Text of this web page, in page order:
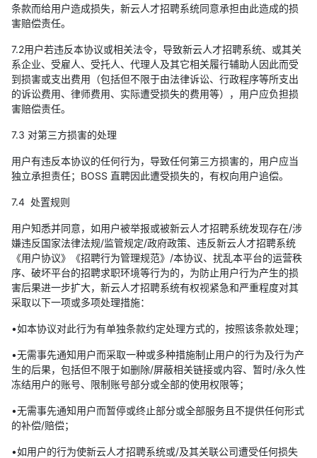
条款而给用户造成损失，新云人才招聘系统同意承担由此造成的损
害赔偿责任。
7.2用户若违反本协议或相关法令，导致新云人才招聘系统、或其关
系企业、受雇人、受托人、代理人及其它相关履行辅助人因此而受
到损害或支出费用（包括但不限于由法律诉讼、行政程序等所支出
的诉讼费用、律师费用、实际遭受损失的费用等），用户应负担损
害赔偿责任。
7.3 对第三方损害的处理
用户有违反本协议的任何行为，导致任何第三方损害的，用户应当
独立承担责任；BOSS 直聘因此遭受损失的，有权向用户追偿。
7.4 处置规则
用户知悉并同意，如用户被举报或被新云人才招聘系统发现存在/涉
嫌违反国家法律法规/监管规定/政府政策、违反新云人才招聘系统
《用户协议》《招聘行为管理规范》/本协议、扰乱本平台的运营秩
序、破坏平台的招聘求职环境等行为的，为防止用户行为产生的损
害后果进一步扩大，新云人才招聘系统有权视紧急和严重程度对其
采取以下一项或多项处理措施：
•如本协议对此行为有单独条款约定处理方式的，按照该条款处理；
•无需事先通知用户而采取一种或多种措施制止用户的行为及行为产
生的后果，包括但不限于如删除/屏蔽相关链接或内容、暂时/永久性
冻结用户的账号、限制账号部分或全部的使用权限等；
•无需事先通知用户而暂停或终止部分或全部服务且不提供任何形式
的补偿/赔偿；
•如用户的行为使新云人才招聘系统或/及其关联公司遭受任何损失